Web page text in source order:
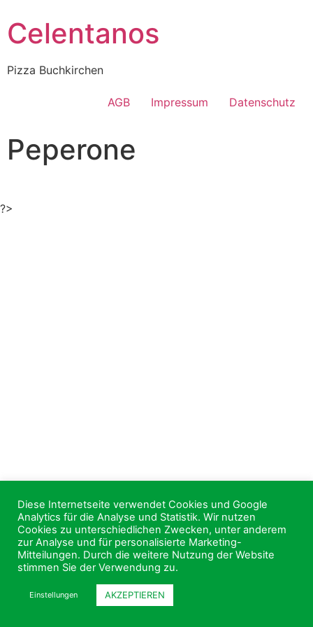
Celentanos
Pizza Buchkirchen
AGB Impressum Datenschutz
Peperone
Diese Internetseite verwendet Cookies und Google
Analytics für die Analyse und Statistik. Wir nutzen
Cookies zu unterschiedlichen Zwecken, unter anderem
zur Analyse und für personalisierte Marketing-
Mitteilungen. Durch die weitere Nutzung der Website
stimmen Sie der Verwendung zu.
Einstellungen AKZEPTIEREN
?>